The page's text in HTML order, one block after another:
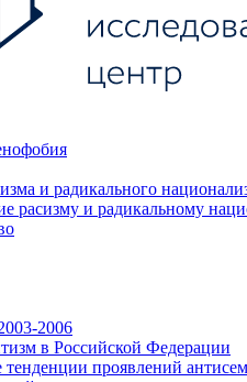
и радикального
расизму и радикальному
2006
в Российской Федерации
проявлений